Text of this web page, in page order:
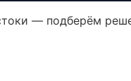
— подберём